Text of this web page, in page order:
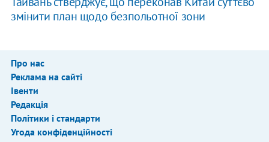
змінити план щодо безпольотної зони
Про нас
Реклама на сайті
Івенти
Редакція
Політики і стандарти
Угода конфіденційності